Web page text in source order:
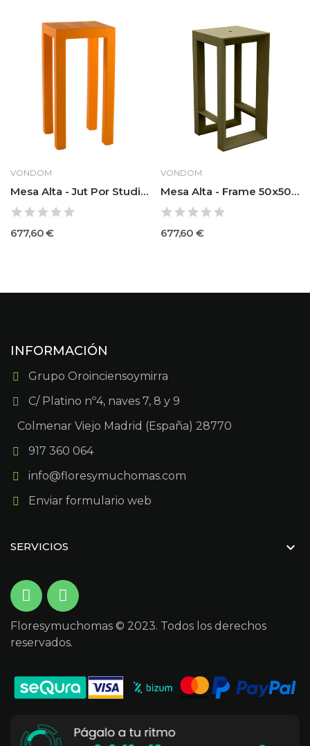
VONDOM
Mesa Alta - Jut Por Studio Vondom 50x50x100
677,60 €
VONDOM
Mesa Alta - Frame 50x50x100 Por Ramón Esteve -...
677,60 €
INFORMACIÓN
Grupo Oroinciensoymirra
C/ Platino nº4, naves 7, 8 y 9
Colmenar Viejo Madrid (España) 28770
917 360 064
info@floresymuchomas.com
Enviar formulario web
SERVICIOS 
Floresymuchomas © 2023. Todos los derechos
reservados.